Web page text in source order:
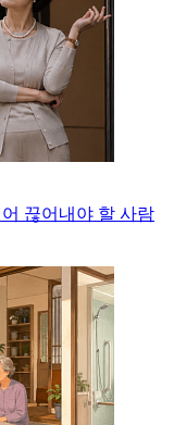
끊어내야 할 사람